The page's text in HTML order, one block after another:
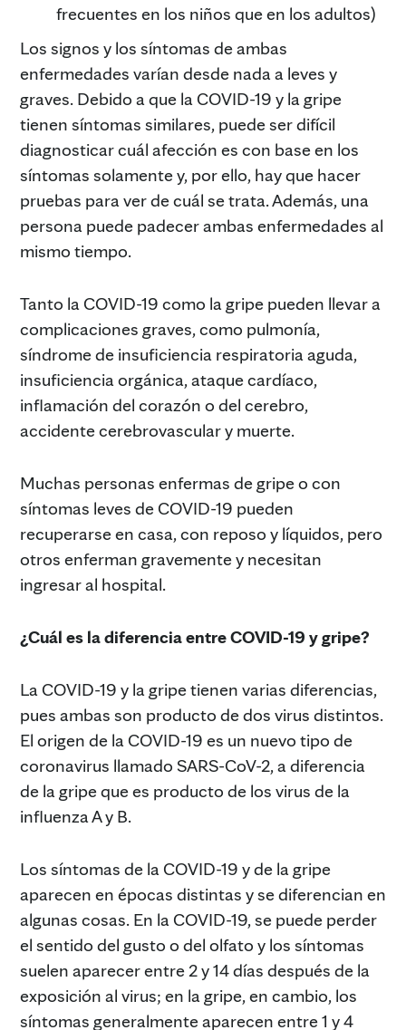
frecuentes en los niños que en los adultos)
Los signos y los síntomas de ambas
enfermedades varían desde nada a leves y
graves. Debido a que la COVID-19 y la gripe
tienen síntomas similares, puede ser difícil
diagnosticar cuál afección es con base en los
síntomas solamente y, por ello, hay que hacer
pruebas para ver de cuál se trata. Además, una
persona puede padecer ambas enfermedades al
mismo tiempo.
Tanto la COVID-19 como la gripe pueden llevar a
complicaciones graves, como pulmonía,
síndrome de insuficiencia respiratoria aguda,
insuficiencia orgánica, ataque cardíaco,
inflamación del corazón o del cerebro,
accidente cerebrovascular y muerte.
Muchas personas enfermas de gripe o con
síntomas leves de COVID-19 pueden
recuperarse en casa, con reposo y líquidos, pero
otros enferman gravemente y necesitan
ingresar al hospital.
¿Cuál es la diferencia entre COVID-19 y gripe?
La COVID-19 y la gripe tienen varias diferencias,
pues ambas son producto de dos virus distintos.
El origen de la COVID-19 es un nuevo tipo de
coronavirus llamado SARS-CoV-2, a diferencia
de la gripe que es producto de los virus de la
influenza A y B.
Los síntomas de la COVID-19 y de la gripe
aparecen en épocas distintas y se diferencian en
algunas cosas. En la COVID-19, se puede perder
el sentido del gusto o del olfato y los síntomas
suelen aparecer entre 2 y 14 días después de la
exposición al virus; en la gripe, en cambio, los
síntomas generalmente aparecen entre 1 y 4